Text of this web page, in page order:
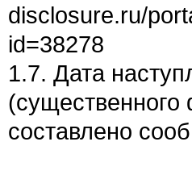
disclosure.ru/
id=38278
1.7. Дата
(существенного
составлено